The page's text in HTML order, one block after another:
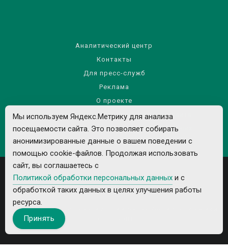
Аналитический центр
Контакты
Для пресс-служб
Реклама
О проекте
Правила использования материалов сайта
Политика обработки персональных данных
Все рекламируемые товары и услуги имеют необходимые лицензии и
Мы используем Яндекс.Метрику для анализа
посещаемости сайта. Это позволяет собирать
анонимизированные данные о вашем поведении с
помощью cookie-файлов. Продолжая использовать
сайт, вы соглашаетесь с
Политикой обработки персональных данных и с
обработкой таких данных в целях улучшения работы
ресурса.
Принять